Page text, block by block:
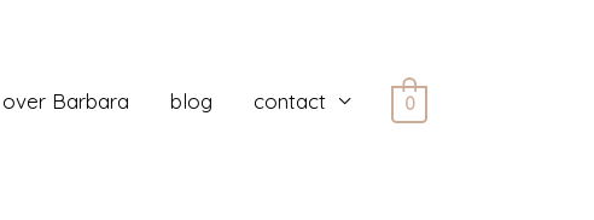
over Barbara blog contact 0